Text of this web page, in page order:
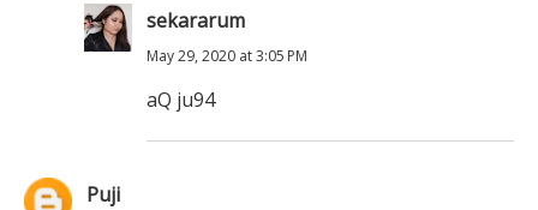
sekararum
May 29, 2020 at 3:05 PM
aQ ju94
Puji